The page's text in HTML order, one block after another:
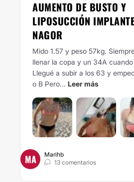
AUMENTO DE BUSTO Y
LIPOSUCCIÓN
NAGOR
Mido 1.57 y peso 57kg.
llenar la copa y un 34A
Llegué a subir a los 63 y
o B Pero... Leer más
MA
Marihb
13 comentarios